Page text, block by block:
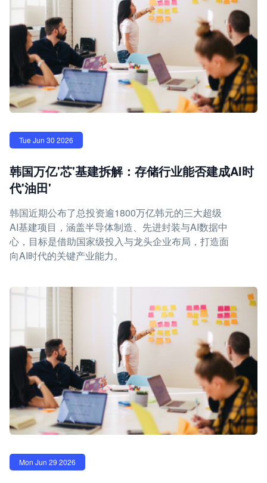
Tue Jun 30 2026
韩国万亿'芯'基建拆解：存储行业能否建成AI时
代'油田'
韩国近期公布了总投资逾1800万亿韩元的三大超级
AI基建项目，涵盖半导体制造、先进封装与AI数据中
心，目标是借助国家级投入与龙头企业布局，打造面
向AI时代的关键产业能力。
Mon Jun 29 2026